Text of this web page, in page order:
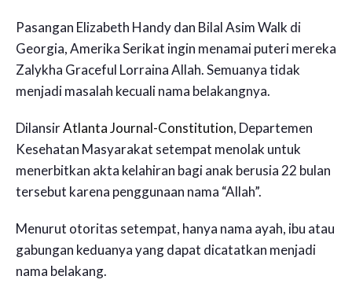
Pasangan Elizabeth Handy dan Bilal Asim Walk di
Georgia, Amerika Serikat ingin menamai puteri mereka
Zalykha Graceful Lorraina Allah. Semuanya tidak
menjadi masalah kecuali nama belakangnya.
DilansirAtlanta Journal-Constitution, Departemen
Kesehatan Masyarakat setempat menolak untuk
menerbitkan akta kelahiran bagi anak berusia 22 bulan
tersebut karena penggunaan nama “Allah”.
Menurut otoritas setempat, hanya nama ayah, ibu atau
gabungan keduanya yang dapat dicatatkan menjadi
nama belakang.